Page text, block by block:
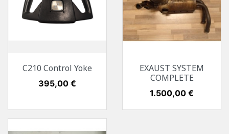
C210 Control Yoke
Preis
395,00 €
EXAUST SYSTEM
COMPLETE
Preis
1.500,00 €